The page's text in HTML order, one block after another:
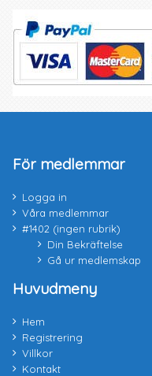
För medlemmar
Logga in
Våra medlemmar
#1402 (ingen rubrik)
Din Bekräftelse
Gå ur medlemskap
Huvudmeny
Hem
Registrering
Villkor
Kontakt